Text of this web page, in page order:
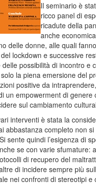
Il seminario è
ricco panel di
ricadute della
anche
delle donne, alle quali
lockdown e successive
delle possibilità di incontro
la piena emersione del
positive da
un empowerment di
sul cambiamento
interventi è stata la
abbastanza completo non
sente quindi l’esigenza di
se con varie sfumature:
di recupero del
di incidere sempre più
nei confronti di stereotipi e